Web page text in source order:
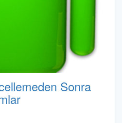
Sonra